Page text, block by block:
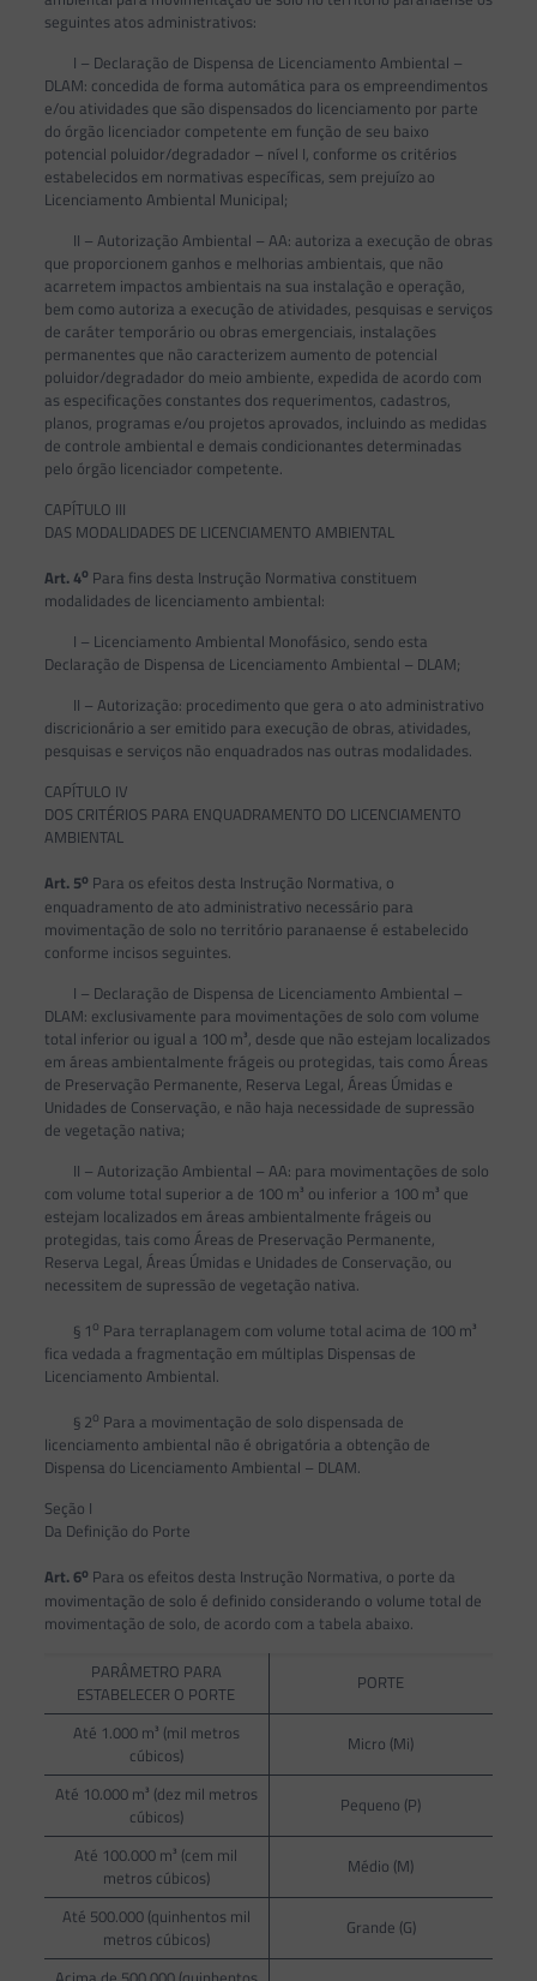
seguintes atos administrativos:
I – Declaração de Dispensa de Licenciamento Ambiental –
DLAM: concedida de forma automática para os empreendimentos
e/ou atividades que são dispensados do licenciamento por parte
do órgão licenciador competente em função de seu baixo
potencial poluidor/degradador – nível I, conforme os critérios
estabelecidos em normativas específicas, sem prejuízo ao
Licenciamento Ambiental Municipal;
II – Autorização Ambiental – AA: autoriza a execução de obras
que proporcionem ganhos e melhorias ambientais, que não
acarretem impactos ambientais na sua instalação e operação,
bem como autoriza a execução de atividades, pesquisas e serviços
de caráter temporário ou obras emergenciais, instalações
permanentes que não caracterizem aumento de potencial
poluidor/degradador do meio ambiente, expedida de acordo com
as especificações constantes dos requerimentos, cadastros,
planos, programas e/ou projetos aprovados, incluindo as medidas
de controle ambiental e demais condicionantes determinadas
pelo órgão licenciador competente.
CAPÍTULO III
DAS MODALIDADES DE LICENCIAMENTO AMBIENTAL
Art. 4o Para fins desta Instrução Normativa constituem
modalidades de licenciamento ambiental:
I – Licenciamento Ambiental Monofásico, sendo esta
Declaração de Dispensa de Licenciamento Ambiental – DLAM;
II – Autorização: procedimento que gera o ato administrativo
discricionário a ser emitido para execução de obras, atividades,
pesquisas e serviços não enquadrados nas outras modalidades.
CAPÍTULO IV
DOS CRITÉRIOS PARA ENQUADRAMENTO DO LICENCIAMENTO
AMBIENTAL
Art. 5o Para os efeitos desta Instrução Normativa, o
enquadramento de ato administrativo necessário para
movimentação de solo no território paranaense é estabelecido
conforme incisos seguintes.
I – Declaração de Dispensa de Licenciamento Ambiental –
DLAM: exclusivamente para movimentações de solo com volume
total inferior ou igual a 100 m³, desde que não estejam localizados
em áreas ambientalmente frágeis ou protegidas, tais como Áreas
de Preservação Permanente, Reserva Legal, Áreas Úmidas e
Unidades de Conservação, e não haja necessidade de supressão
de vegetação nativa;
II – Autorização Ambiental – AA: para movimentações de solo
com volume total superior a de 100 m³ ou inferior a 100 m³ que
estejam localizados em áreas ambientalmente frágeis ou
protegidas, tais como Áreas de Preservação Permanente,
Reserva Legal, Áreas Úmidas e Unidades de Conservação, ou
necessitem de supressão de vegetação nativa.
§ 1o Para terraplanagem com volume total acima de 100 m³
fica vedada a fragmentação em múltiplas Dispensas de
Licenciamento Ambiental.
§ 2o Para a movimentação de solo dispensada de
licenciamento ambiental não é obrigatória a obtenção de
Dispensa do Licenciamento Ambiental – DLAM.
Seção I
Da Definição do Porte
Art. 6o Para os efeitos desta Instrução Normativa, o porte da
movimentação de solo é definido considerando o volume total de
movimentação de solo, de acordo com a tabela abaixo.
PARÂMETRO PARA
ESTABELECER O PORTE
PORTE
Até 1.000 m³ (mil metros
cúbicos)
Micro (Mi)
Até 10.000 m³ (dez mil metros
cúbicos)
Pequeno (P)
Até 100.000 m³ (cem mil
metros cúbicos)
Médio (M)
Até 500.000 (quinhentos mil
metros cúbicos)
Grande (G)